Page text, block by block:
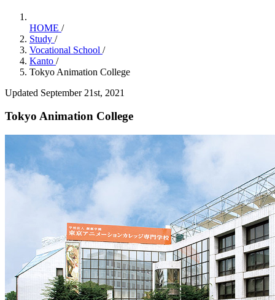
HOME /
Study /
Vocational School /
Kanto /
Tokyo Animation College
Updated September 21st, 2021
Tokyo Animation College